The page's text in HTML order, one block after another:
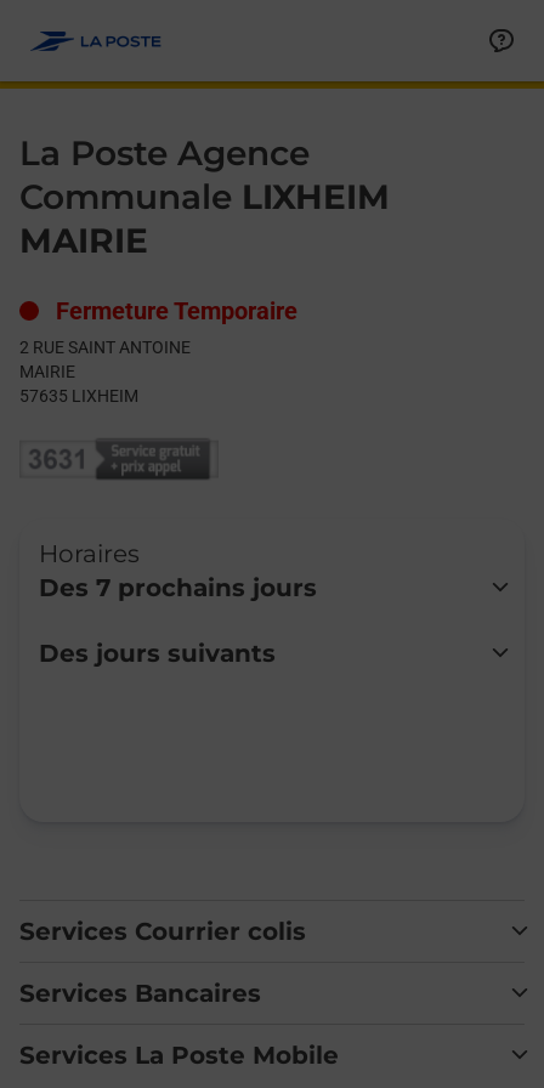
La Poste Agence
Communale LIXHEIM
MAIRIE
Fermeture Temporaire
2 RUE SAINT ANTOINE
MAIRIE
57635 LIXHEIM
Horaires
Des 7 prochains jours
Lundi
Fermé
Des jours suivants
Services Courrier colis
Services Bancaires
Services La Poste Mobile